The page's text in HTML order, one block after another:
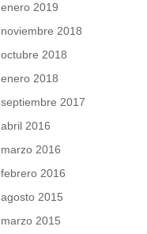
enero 2019
noviembre 2018
octubre 2018
enero 2018
septiembre 2017
abril 2016
marzo 2016
febrero 2016
agosto 2015
marzo 2015